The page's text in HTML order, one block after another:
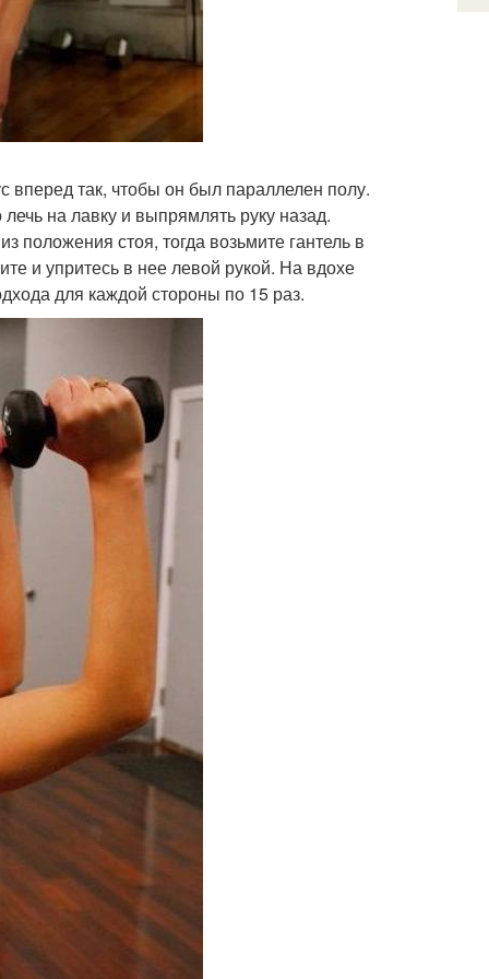
вперед так, чтобы он был параллелен полу.
на лавку и выпрямлять руку назад.
стоя, тогда возьмите гантель в
и упритесь в нее левой рукой. На вдохе
для каждой стороны по 15 раз.